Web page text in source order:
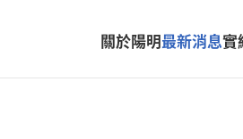
關於陽明最新消息實